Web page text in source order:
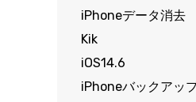
iPhoneデータ消去
Kik
iOS14.6
iPhoneバックアッ